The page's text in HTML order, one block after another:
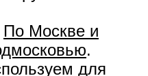
По Москве и
.
для